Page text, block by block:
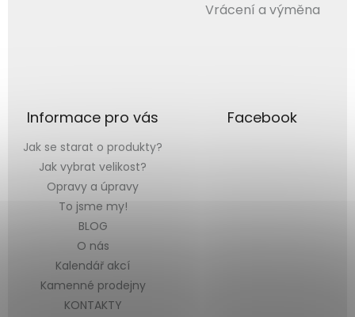
Vrácení a výměna
Informace pro vás
Jak se starat o produkty?
Jak vybrat velikost?
Opravy a úpravy
To jsme my!
BLOG
O nás
Kalendář akcí
Kamenné prodejny
KONTAKTY
Facebook